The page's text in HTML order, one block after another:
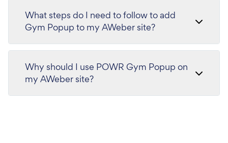
What steps do I need to follow to add
Gym Popup to my AWeber site?
Why should I use POWR Gym Popup on
my AWeber site?